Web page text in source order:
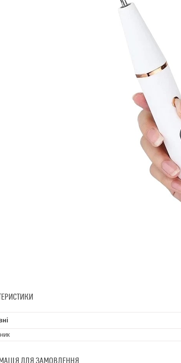
ДЛЯ ЗАМОВЛЕННЯ